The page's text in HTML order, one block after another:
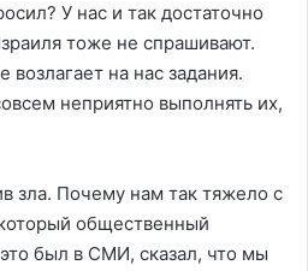
У нас и так достаточно
тоже не спрашивают.
на нас задания.
неприятно выполнять их,
зла. Почему нам так тяжело с
общественный
был в СМИ, сказал, что мы